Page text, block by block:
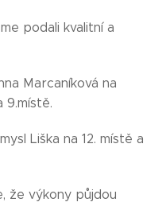
podali kvalitní a
Marcaníková na
9.místě.
Liška na 12. místě a
že výkony půjdou